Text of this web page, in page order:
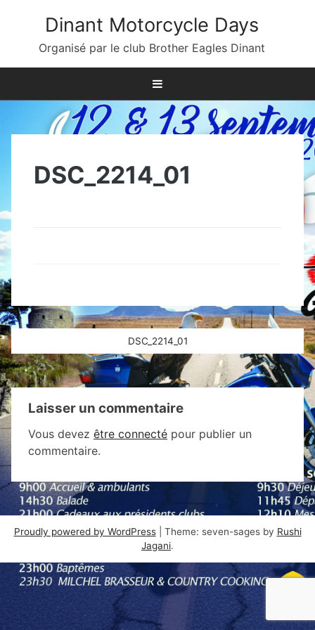
Dinant Motorcycle Days
Organisé par le club Brother Eagles Dinant
DSC_2214_01
Navigation
de
l’article
DSC_2214_01
Laisser un commentaire
Vous devez être connecté pour publier un
commentaire.
Proudly powered by WordPress Theme: seven-sages by Rushi
Jagani.